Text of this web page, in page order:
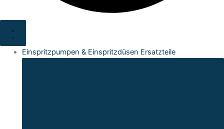
Einspritzpumpen & Einspritzdüsen Ersatzteile